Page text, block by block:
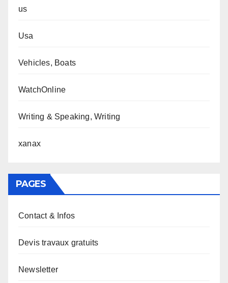
us
Usa
Vehicles, Boats
WatchOnline
Writing & Speaking, Writing
xanax
PAGES
Contact & Infos
Devis travaux gratuits
Newsletter